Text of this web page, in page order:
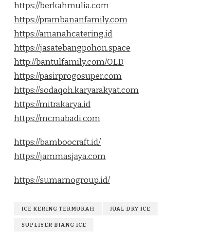
https://berkahmulia.com
https://prambananfamily.com
https://amanahcatering.id
https://jasatebangpohon.space
http://bantulfamily.com/OLD
https://pasirprogosuper.com
https://sodaqoh.karyarakyat.com
https://mitrakarya.id
https://mcmabadi.com
https://bamboocraft.id/
https://jammasjaya.com
https://sumarnogroup.id/
ICE KERING TERMURAH JUAL DRY ICE
SUPLIYER BIANG ICE